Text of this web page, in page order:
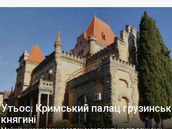
Утьос. Кримський палац
княгині